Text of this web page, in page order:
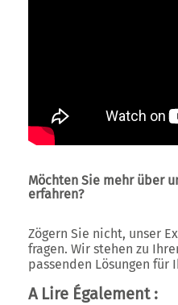
Möchten Sie mehr über
erfahren?
Zögern Sie nicht, unser
fragen. Wir stehen zu
passenden Lösungen für
A Lire Également :